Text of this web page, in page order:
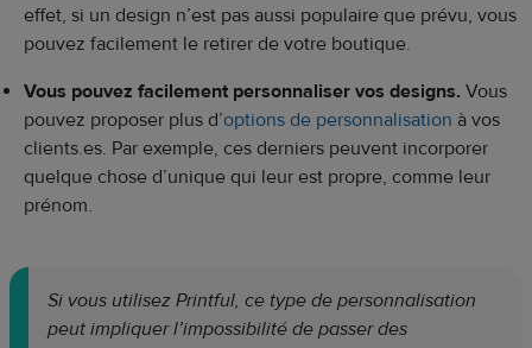
effet, si un design n’est pas aussi populaire que prévu, vous
pouvez facilement le retirer de votre boutique.
Vous pouvez facilement personnaliser vos designs. Vous
pouvez proposer plus d’options de personnalisation à vos
clients.es. Par exemple, ces derniers peuvent incorporer
quelque chose d’unique qui leur est propre, comme leur
prénom.
Si vous utilisez Printful, ce type de personnalisation
peut impliquer l’impossibilité de passer des